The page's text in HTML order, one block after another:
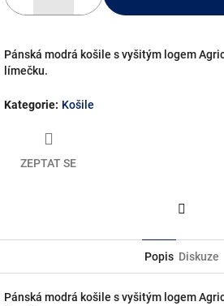
Pánská modrá košile s vyšitým logem
límečku.
Kategorie: Košile
ZEPTAT SE
Popis Diskuze
Pánská modrá košile s vyšitým logem